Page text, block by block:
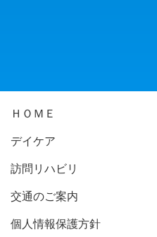
ＨＯＭＥ
デイケア
訪問リハビリ
交通のご案内
個人情報保護方針